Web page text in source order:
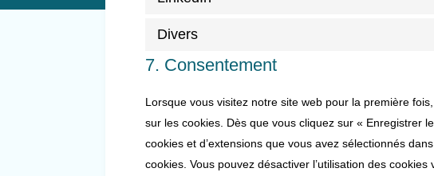
Divers
7. Consentement
Lorsque vous visitez notre site web pour la première
sur les cookies. Dès que vous cliquez sur « Enregistrer
cookies et d’extensions que vous avez sélectionnés
cookies. Vous pouvez désactiver l’utilisation des